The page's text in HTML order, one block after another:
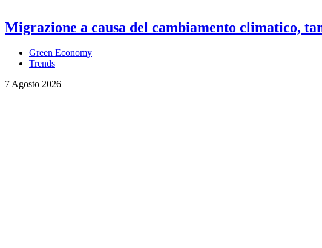
Migrazione a causa del cambiamento climatico,
Green Economy
Trends
7 Agosto 2026